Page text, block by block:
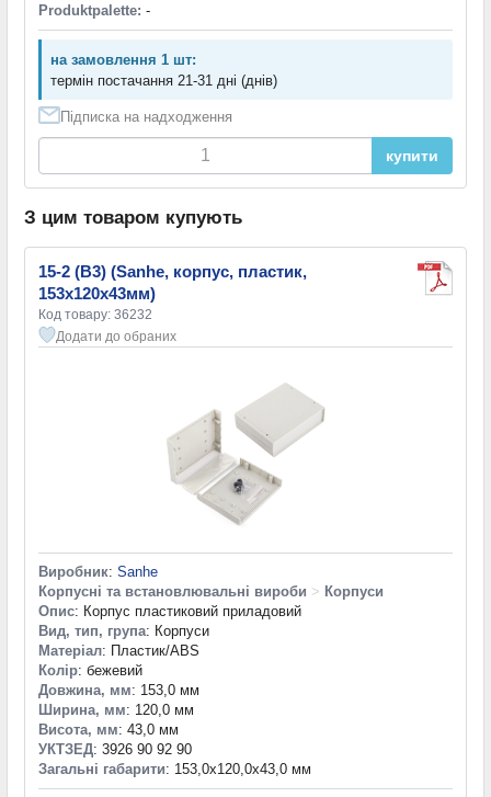
Produktpalette: -
на замовлення 1 шт:
термін постачання 21-31 дні (днів)
Підписка на надходження
купити
З цим товаром купують
15-2 (B3) (Sanhe, корпус, пластик,
153х120х43мм)
Код товару: 36232
Додати до обраних
Виробник: Sanhe
Корпусні та встановлювальні вироби > Корпуси
Опис: Корпус пластиковий приладовий
Вид, тип, група: Корпуси
Матеріал: Пластик/ABS
Колір: бежевий
Довжина, мм: 153,0 мм
Ширина, мм: 120,0 мм
Висота, мм: 43,0 мм
УКТЗЕД: 3926 90 92 90
Загальні габарити: 153,0x120,0x43,0 мм